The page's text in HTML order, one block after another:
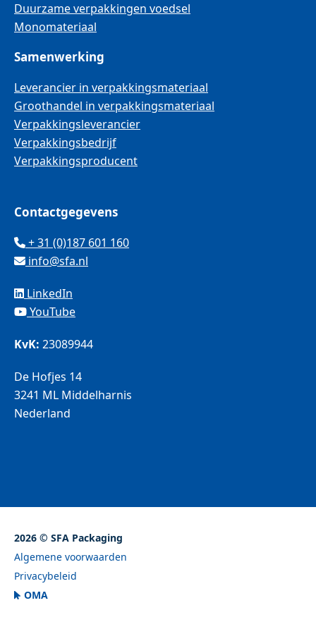
Duurzame verpakkingen voedsel
Monomateriaal
Samenwerking
Leverancier in verpakkingsmateriaal
Groothandel in verpakkingsmateriaal
Verpakkingsleverancier
Verpakkingsbedrijf
Verpakkingsproducent
Contactgegevens
+ 31 (0)187 601 160
info@sfa.nl
LinkedIn
YouTube
KvK: 23089944
De Hofjes 14
3241 ML Middelharnis
Nederland
2026 © SFA Packaging
Algemene voorwaarden
Privacybeleid
OMA